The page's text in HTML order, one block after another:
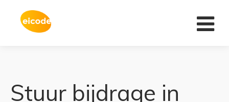
Het ei
Stuur bijdrage in